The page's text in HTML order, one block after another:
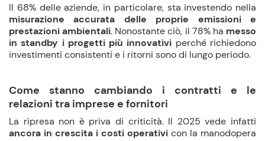
Il 68% delle aziende, in particolare, sta investendo nella
misurazione accurata delle proprie emissioni e
prestazioni ambientali. Nonostante ciò, il 78% ha messo
in standby i progetti più innovativi perché richiedono
investimenti consistenti e i ritorni sono di lungo periodo.
Come stanno cambiando i contratti e le
relazioni tra imprese e fornitori
La ripresa non è priva di criticità. Il 2025 vede infatti
ancora in crescita i costi operativi con la manodopera